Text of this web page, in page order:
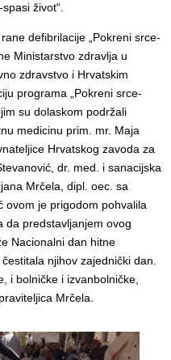
život“.
defibrilacije „Pokreni srce-
Ministarstvo zdravlja u
zdravstvo i Hrvatskim
programa „Pokreni srce-
su dolaskom podržali
medicinu prim. mr. Maja
Hrvatskog zavoda za
dr. med. i sanacijska
Mrčela, dipl. oec. sa
ovom je prigodom pohvalila
da predstavljanjem ovog
Nacionalni dan hitne
njihov zajednički dan.
i bolničke i izvanbolničke,
Mrčela.